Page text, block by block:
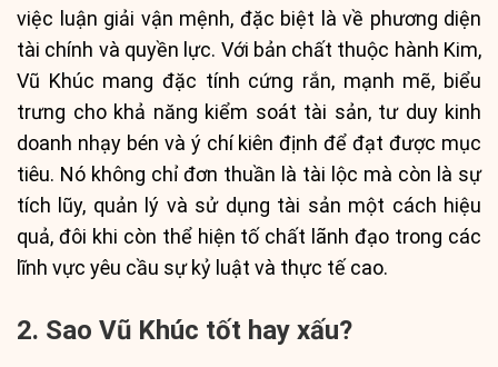
việc luận giải vận mệnh, đặc biệt là về phương diện
tài chính và quyền lực. Với bản chất thuộc hành Kim,
Vũ Khúc mang đặc tính cứng rắn, mạnh mẽ, biểu
trưng cho khả năng kiểm soát tài sản, tư duy kinh
doanh nhạy bén và ý chí kiên định để đạt được mục
tiêu. Nó không chỉ đơn thuần là tài lộc mà còn là sự
tích lũy, quản lý và sử dụng tài sản một cách hiệu
quả, đôi khi còn thể hiện tố chất lãnh đạo trong các
lĩnh vực yêu cầu sự kỷ luật và thực tế cao.
2. Sao Vũ Khúc tốt hay xấu?